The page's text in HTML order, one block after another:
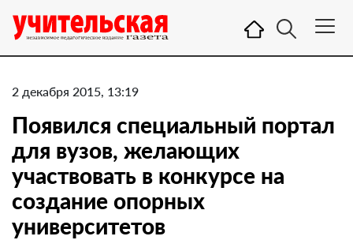
2 декабря 2015, 13:19
Появился специальный портал
для вузов, желающих
участвовать в конкурсе на
создание опорных
университетов